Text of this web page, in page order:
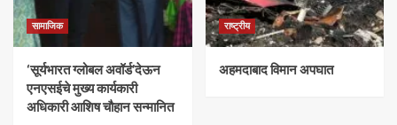
सामाजिक
‘सूर्यभारत ग्लोबल अवॉर्ड’देऊन
एनएसईचे मुख्य कार्यकारी
अधिकारी आशिष चौहान सन्मानित
राष्ट्रीय
अहमदाबाद विमान अपघात